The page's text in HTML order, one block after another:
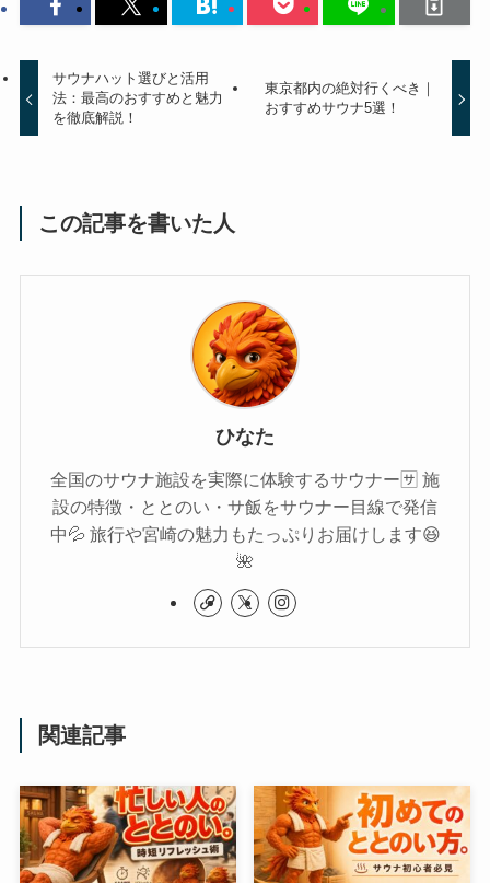
サウナハット選びと活用
法：最高のおすすめと魅力
を徹底解説！
東京都内の絶対行くべき｜
おすすめサウナ5選！
この記事を書いた人
ひなた
全国のサウナ施設を実際に体験するサウナー🈂️ 施
設の特徴・ととのい・サ飯をサウナー目線で発信
中💦 旅行や宮崎の魅力もたっぷりお届けします😆
🌺
関連記事